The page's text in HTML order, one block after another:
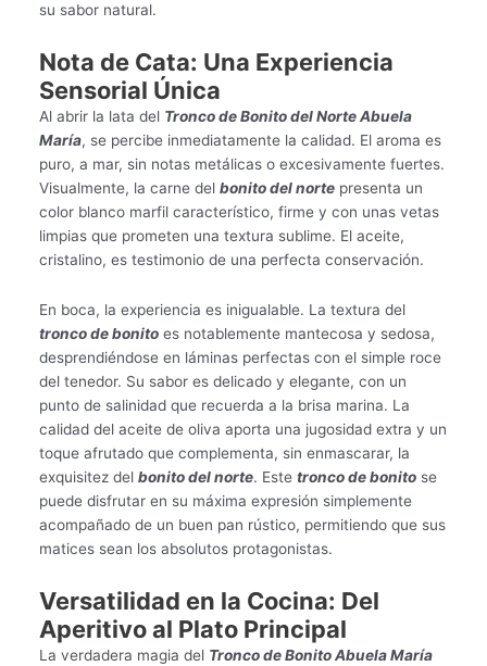
su sabor natural.
Nota de Cata: Una Experiencia
Sensorial Única
Al abrir la lata del Tronco de Bonito del Norte Abuela
María, se percibe inmediatamente la calidad. El aroma es
puro, a mar, sin notas metálicas o excesivamente fuertes.
Visualmente, la carne del bonito del nortepresenta un
color blanco marfil característico, firme y con unas vetas
limpias que prometen una textura sublime. El aceite,
cristalino, es testimonio de una perfecta conservación.
En boca, la experiencia es inigualable. La textura del
tronco de bonitoes notablemente mantecosa y sedosa,
desprendiéndose en láminas perfectas con el simple roce
del tenedor. Su sabor es delicado y elegante, con un
punto de salinidad que recuerda a la brisa marina. La
calidad del aceite de oliva aporta una jugosidad extra y un
toque afrutado que complementa, sin enmascarar, la
exquisitez del bonito del norte. Este tronco de bonitose
puede disfrutar en su máxima expresión simplemente
acompañado de un buen pan rústico, permitiendo que sus
matices sean los absolutos protagonistas.
Versatilidad en la Cocina: Del
Aperitivo al Plato Principal
La verdadera magia del Tronco de Bonito Abuela María